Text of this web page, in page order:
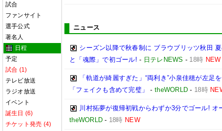
試合
ファンサイト
選手公式
著名人
日程
予定
試合 (1)
テレビ放送
ラジオ放送
イベント
誕生日 (6)
チケット発売 (4)
ニュース
シーズン以降で秋春制に ブラウブリッツ秋田
と「魂際」で初ゴール! - 日テレNEWS - 18時 NEW
「軌道が綺麗すぎた」“両利き”小泉佳穂が左
「フェイクも含めて完璧」
-theWORLD - 18時
川村拓夢が復帰初戦からわずか3分でゴール!
theWORLD - 18時 NEW